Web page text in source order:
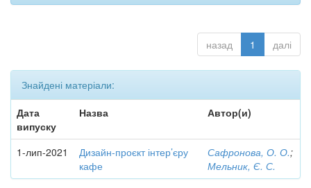
назад 1 далі
Знайдені матеріали:
Дата
випуску
Назва Автор(и)
1-лип-2021
Дизайн-проєкт інтер’єру
кафе
Сафронова, О. О.;
Мельник, Є. С.